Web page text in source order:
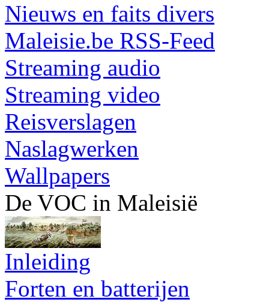
Nieuws en faits divers
Maleisie.be RSS-Feed
Streaming audio
Streaming video
Reisverslagen
Naslagwerken
Wallpapers
De VOC in Maleisië
Inleiding
Forten en batterijen